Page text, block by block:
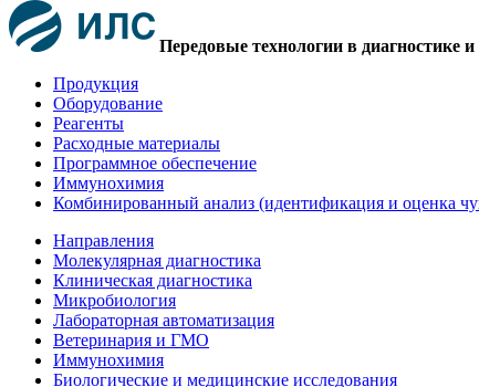
Передовые технологии в диагностике
Продукция
Оборудование
Реагенты
Расходные материалы
Программное обеспечение
Иммунохимия
Комбинированный анализ (идентификация и оценка
Направления
Молекулярная диагностика
Клиническая диагностика
Микробиология
Лабораторная автоматизация
Ветеринария и ГМО
Иммунохимия
Биологические и медицинские исследования